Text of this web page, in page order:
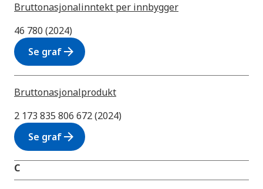
Bruttonasjonalinntekt per innbygger
46 780 (2024)
Se grafarrow_forward
Bruttonasjonalprodukt
2 173 835 806 672 (2024)
Se grafarrow_forward
C